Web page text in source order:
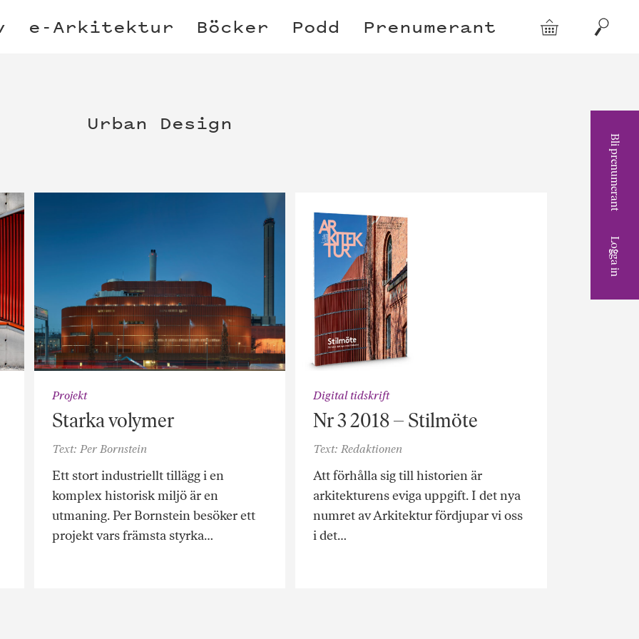
e-Arkitektur Böcker Podd Prenumerant Varukorg Sök
Bli prenumerant
Logga in
Urban Design
Projekt
Starka volymer
Text: Per Bornstein
Ett stort industriellt tillägg i en
komplex historisk miljö är en
utmaning. Per Bornstein besöker ett
projekt vars främsta styrka…
Digital tidskrift
Nr 3 2018 – Stilmöte
Text: Redaktionen
Att förhålla sig till historien är
arkitekturens eviga uppgift. I det nya
numret av Arkitektur fördjupar vi oss
i det…